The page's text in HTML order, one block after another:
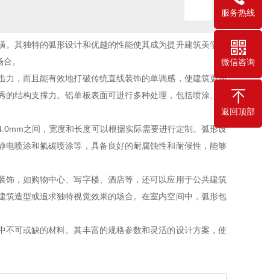
其独特的弧形设计和优越的性能使其成为提升建筑美学的
。
，而且能有效地打破传统直线装饰的单调感，使建筑更加
结构支撑力。铝单板表面可进行多种处理，包括喷涂、覆
之间，宽度和长度可以根据实际需要进行定制。弧形设
喷涂和氟碳喷涂等，具备良好的耐腐蚀性和耐候性，能够
，如购物中心、写字楼、酒店等，还可以应用于公共建筑
造型或追求独特视觉效果的场合。在室内空间中，弧形包
可或缺的材料。其丰富的规格参数和灵活的设计方案，使
服务热线
微信咨询
返回顶部